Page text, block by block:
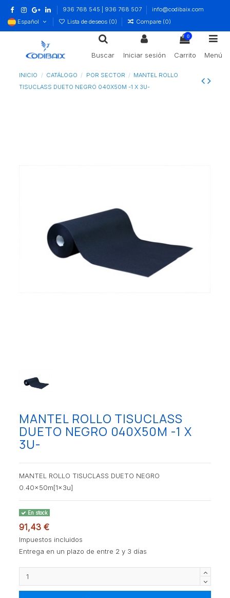
936 768 545 | 936 768 507
info@codibaix.com
Español
Lista de deseos (0) Compare (0)
Buscar Iniciar sesión
0
Carrito Menú
INICIO CATÁLOGO POR SECTOR
MANTEL ROLLO
TISUCLASS DUETO NEGRO 040X50M -1 X 3U-
MANTEL ROLLO TISUCLASS
DUETO NEGRO 040X50M -1 X
3U-
MANTEL ROLLO TISUCLASS DUETO NEGRO
0.40x50m[1x3u]
En stock
91,43 €
Impuestos incluidos
Entrega en un plazo de entre 2 y 3 días